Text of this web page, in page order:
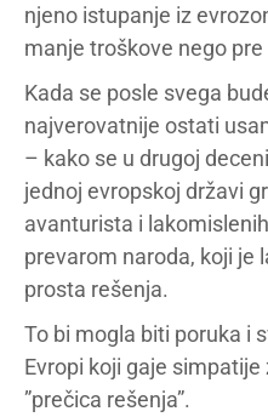
njeno istupanje iz
manje troškove nego pre
Kada se posle svega
najverovatnije ostati
– kako se u drugoj
jednoj evropskoj državi
avanturista i
prevarom naroda, koji je
prosta rešenja.
To bi mogla biti poruka i
Evropi koji gaje
”prečica rešenja”.